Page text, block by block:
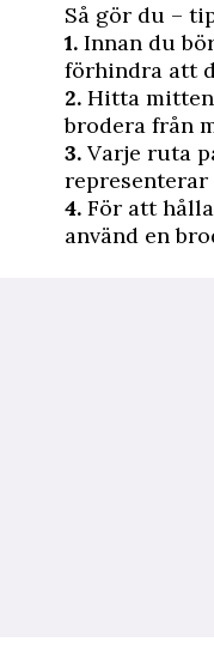
Så gör du –
1. Innan du
förhindra att
2. Hitta
brodera från
3. Varje ruta
representerar
4. För att
använd en